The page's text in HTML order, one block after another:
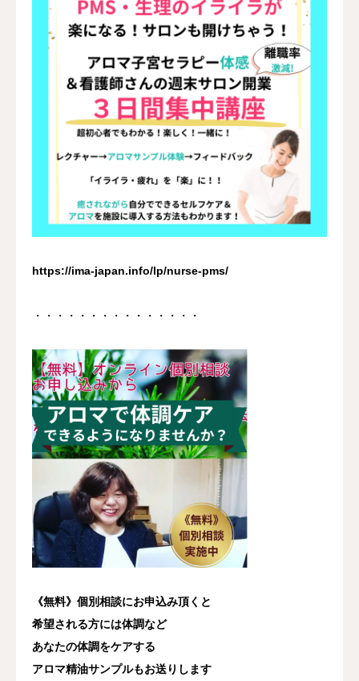
https://ima-japan.info/lp/nurse-pms/
・・・・・・・・・・・・・・・
《無料》個別相談にお申込み頂くと
希望される方には体調など
あなたの体調をケアする
アロマ精油サンプルもお送りします